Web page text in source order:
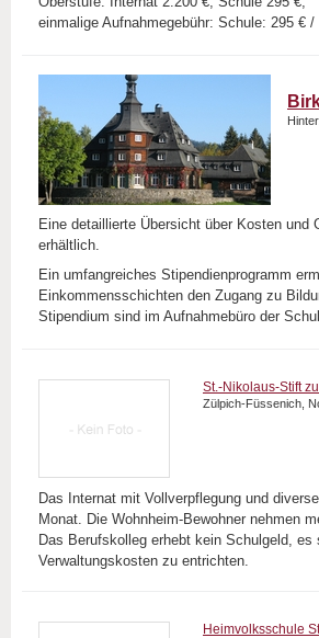
einmalige Aufnahmegebühr: Schule: 295 €
Eine detaillierte Übersicht über Kosten und
erhältlich.
Ein umfangreiches Stipendienprogramm
Einkommensschichten den Zugang zu
Stipendium sind im Aufnahmebüro der
St.-Nikolaus-Stift
Zülpich-Füssenich,
Das Internat mit Vollverpflegung und
Monat. Die Wohnheim-Bewohner nehmen
Das Berufskolleg erhebt kein Schulgeld,
Verwaltungskosten zu entrichten.
Heimvolksschule